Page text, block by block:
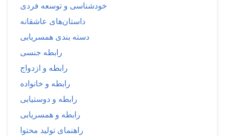
خودشناسی و توسعه فردی
داستان‌های عاشقانه
دسته بندی همسریابی
رابطه جنسی
رابطه و ازدواج
رابطه و خانواده
رابطه و دوستیابی
رابطه و همسریابی
راهنمای تولید محتوا